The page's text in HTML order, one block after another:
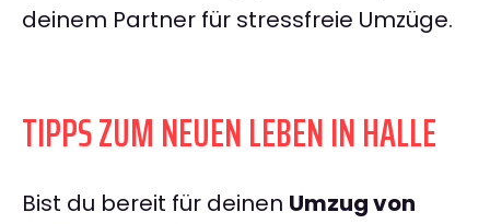
deinem Partner für stressfreie Umzüge.
TIPPS ZUM NEUEN LEBEN IN HALLE
Bist du bereit für deinen Umzug von